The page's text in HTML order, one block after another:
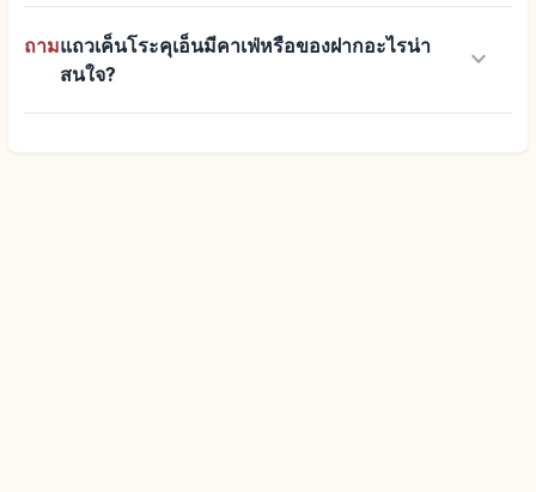
ถามแถวเค็นโระคุเอ็นมีคาเฟ่หรือของฝากอะไรน่า
สนใจ?
keyboard_arrow_down